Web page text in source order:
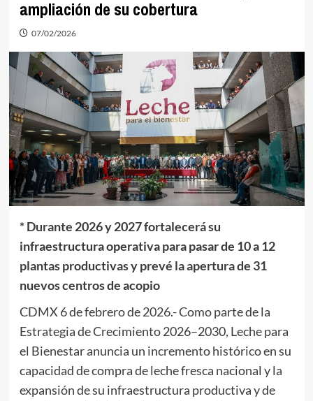
ampliación de su cobertura
07/02/2026
* Durante 2026 y 2027 fortalecerá su
infraestructura operativa para pasar de 10 a 12
plantas productivas y prevé la apertura de 31
nuevos centros de acopio
CDMX 6 de febrero de 2026.- Como parte de la
Estrategia de Crecimiento 2026–2030, Leche para
el Bienestar anuncia un incremento histórico en su
capacidad de compra de leche fresca nacional y la
expansión de su infraestructura productiva y de